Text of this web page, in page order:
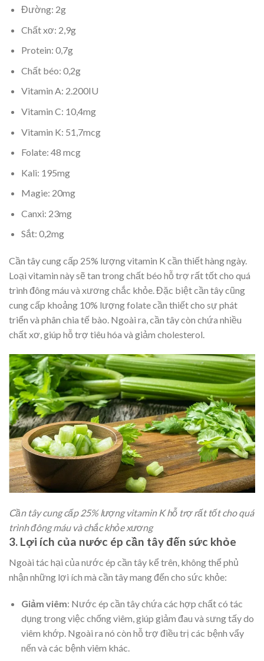
Đường: 2g
Chất xơ: 2,9g
Protein: 0,7g
Chất béo: 0,2g
Vitamin A: 2.200IU
Vitamin C: 10,4mg
Vitamin K: 51,7mcg
Folate: 48 mcg
Kali: 195mg
Magie: 20mg
Canxi: 23mg
Sắt: 0,2mg
Cần tây cung cấp 25% lượng vitamin K cần thiết hàng ngày.
Loại vitamin này sẽ tan trong chất béo hỗ trợ rất tốt cho quá
trình đông máu và xương chắc khỏe. Đặc biệt cần tây cũng
cung cấp khoảng 10% lượng folate cần thiết cho sự phát
triển và phân chia tế bào. Ngoài ra, cần tây còn chứa nhiều
chất xơ, giúp hỗ trợ tiêu hóa và giảm cholesterol.
Cần tây cung cấp 25% lượng vitamin K hỗ trợ rất tốt cho quá
trình đông máu và chắc khỏe xương
3. Lợi ích của nước ép cần tây đến sức khỏe
Ngoài tác hại của nước ép cần tây kể trên, không thể phủ
nhận những lợi ích mà cần tây mang đến cho sức khỏe:
Giảm viêm: Nước ép cần tây chứa các hợp chất có tác
dụng trong việc chống viêm, giúp giảm đau và sưng tấy do
viêm khớp. Ngoài ra nó còn hỗ trợ điều trị các bệnh vẩy
nến và các bệnh viêm khác.